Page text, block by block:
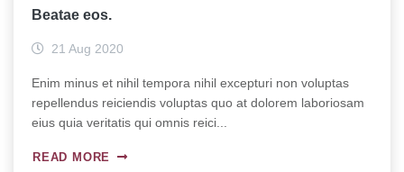
Beatae eos.
21 Aug 2020
Enim minus et nihil tempora nihil excepturi non voluptas
repellendus reiciendis voluptas quo at dolorem laboriosam
eius quia veritatis qui omnis reici...
READ MORE